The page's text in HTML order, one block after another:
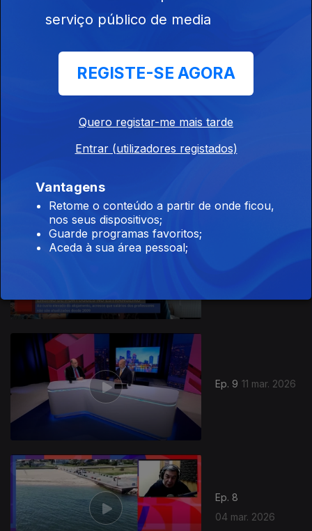
Ep. 11
Ep. 9 11 mar. 2026
Ep. 8
04 mar. 2026
serviço público de media
REGISTE-SE AGORA
Quero registar-me mais tarde
Entrar (utilizadores registados)
Vantagens
Retome o conteúdo a partir de onde ficou,
nos seus dispositivos;
Guarde programas favoritos;
Aceda à sua área pessoal;